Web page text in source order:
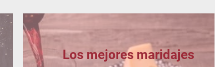
cantidad
Los mejores maridajes